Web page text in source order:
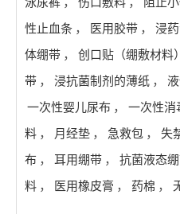
性止血条 ， 医用胶带 ， 浸
体绷带 ， 创口贴（绷敷材料）
带 ， 浸抗菌制剂的薄纸 ，
一次性婴儿尿布 ， 一次性消
料 ， 月经垫 ， 急救包 ， 失
布 ， 耳用绷带 ， 抗菌液态
料 ， 医用橡皮膏 ， 药棉 ，